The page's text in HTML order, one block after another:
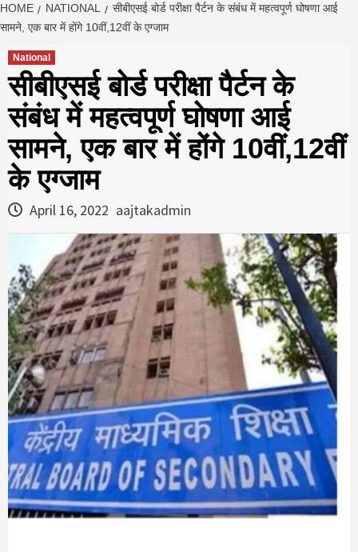
HOME NATIONAL
सीबीएसई बोर्ड परीक्षा पैर्टन के संबंध में महत्वपूर्ण घोषणा आई
सामने, एक बार में होंगे 10वीं,12वीं के एग्जाम
National
सीबीएसई बोर्ड परीक्षा पैर्टन के
संबंध में महत्वपूर्ण घोषणा आई
सामने, एक बार में होंगे 10वीं,12वीं
के एग्जाम
April 16, 2022 aajtakadmin